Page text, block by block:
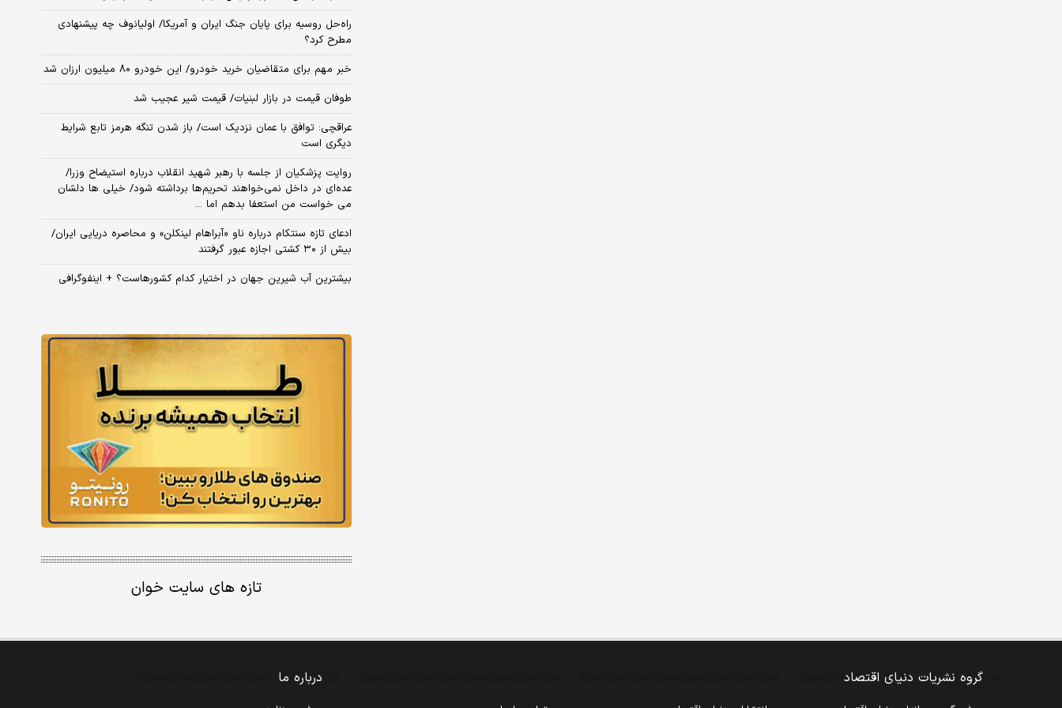
راه‌حل روسیه برای پایان جنگ ایران و آمریکا/ اولیانوف چه پیشنهادی
مطرح کرد؟
خبر مهم برای متقاضیان خرید خودرو/ این خودرو ۸۰ میلیون ارزان شد
طوفان قیمت در بازار لبنیات/ قیمت شیر عجیب شد
عراقچی: توافق با عمان نزدیک است/ باز شدن تنگه هرمز تابع شرایط
دیگری است
روایت پزشکیان از جلسه با رهبر شهید انقلاب درباره استیضاح وزرا/
عده‌ای در داخل نمی‌خواهند تحریم‌ها برداشته شود/ خیلی ها دلشان
می خواست من استعفا بدهم اما ...
ادعای تازه سنتکام درباره ناو «آبراهام لینکلن» و محاصره دریایی ایران/
بیش از ۳۰ کشتی اجازه عبور گرفتند
بیشترین آب شیرین جهان در اختیار کدام کشورهاست؟ + اینفوگرافی
تازه های سایت خوان
گروه نشریات دنیای اقتصاد درباره ما